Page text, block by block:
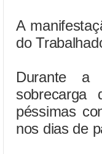
A
do
Durante a
péssimas
nos dias de